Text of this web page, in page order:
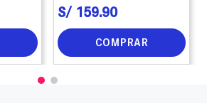
S/ 159.90
COMPRAR